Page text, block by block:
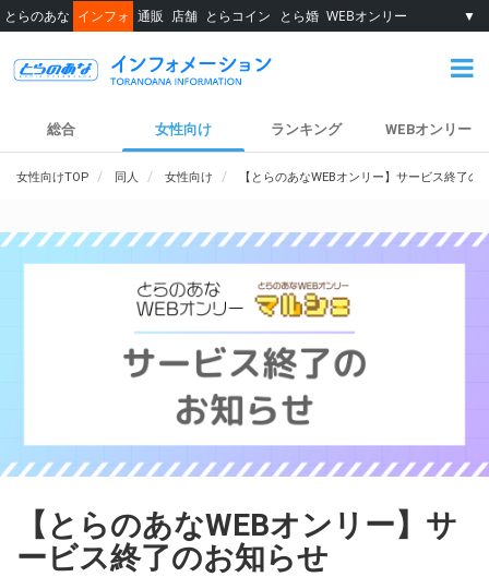
とらのあな インフォ 通販 店舗 とらコイン とら婚 WEBオンリー ▼
総合 女性向け ランキング WEBオンリー
女性向けTOP 同人 女性向け 【とらのあなWEBオンリー】サービス終了の
【とらのあなWEBオンリー】サ
ービス終了のお知らせ